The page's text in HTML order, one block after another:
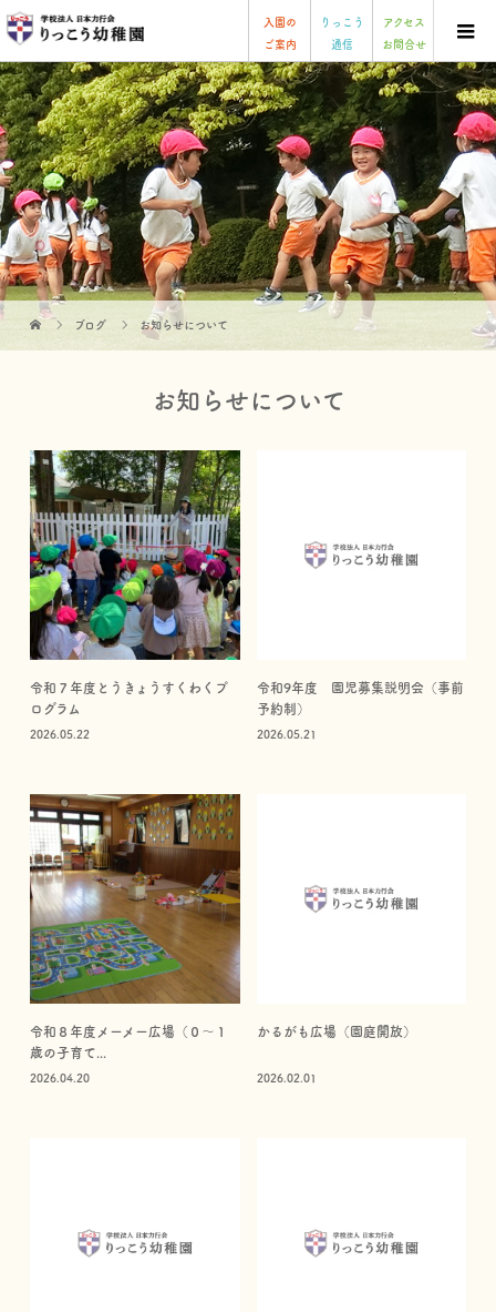
入園の
ご案内
りっこう
通信
アクセス
お問合せ
ブログ お知らせについて
お知らせについて
令和７年度とうきょうすくわくプ
ログラム
2026.05.22
令和9年度 園児募集説明会（事前
予約制）
2026.05.21
令和８年度メーメー広場（０～１
歳の子育て...
2026.04.20
かるがも広場（園庭開放）
2026.02.01